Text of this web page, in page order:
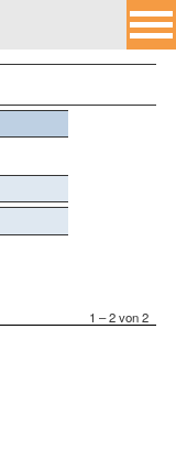
1 – 2 von 2